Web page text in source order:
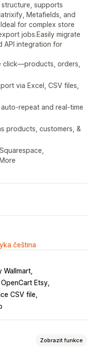
supports
Metafields, and
for complex store
jobs.Easily migrate
API integration for
click—products, orders,
via Excel, CSV files,
repeat and real-time
products, customers, &
čeština
Wallmart
Etsy
CSV file
Zobrazit funkce